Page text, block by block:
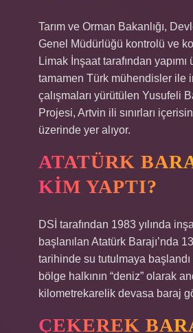
Tarım ve Orman Bakanlığı,
Genel Müdürlüğü kontrolü ve
Limak İnşaat tarafından
tamamen Türk mühendisler ile
çalışmaları yürütülen Yusufeli
Projesi, Artvin ili sınırları
üzerinde yer alıyor.
ATATÜRK
KIM YAPTI?
DSİ tarafından 1983 yılında
başlanılan Atatürk Barajı’nda
tarihinde su tutulmaya
bölge halkının “deniz” olarak
kilometrekarelik devasa baraj
ÇEKEREK